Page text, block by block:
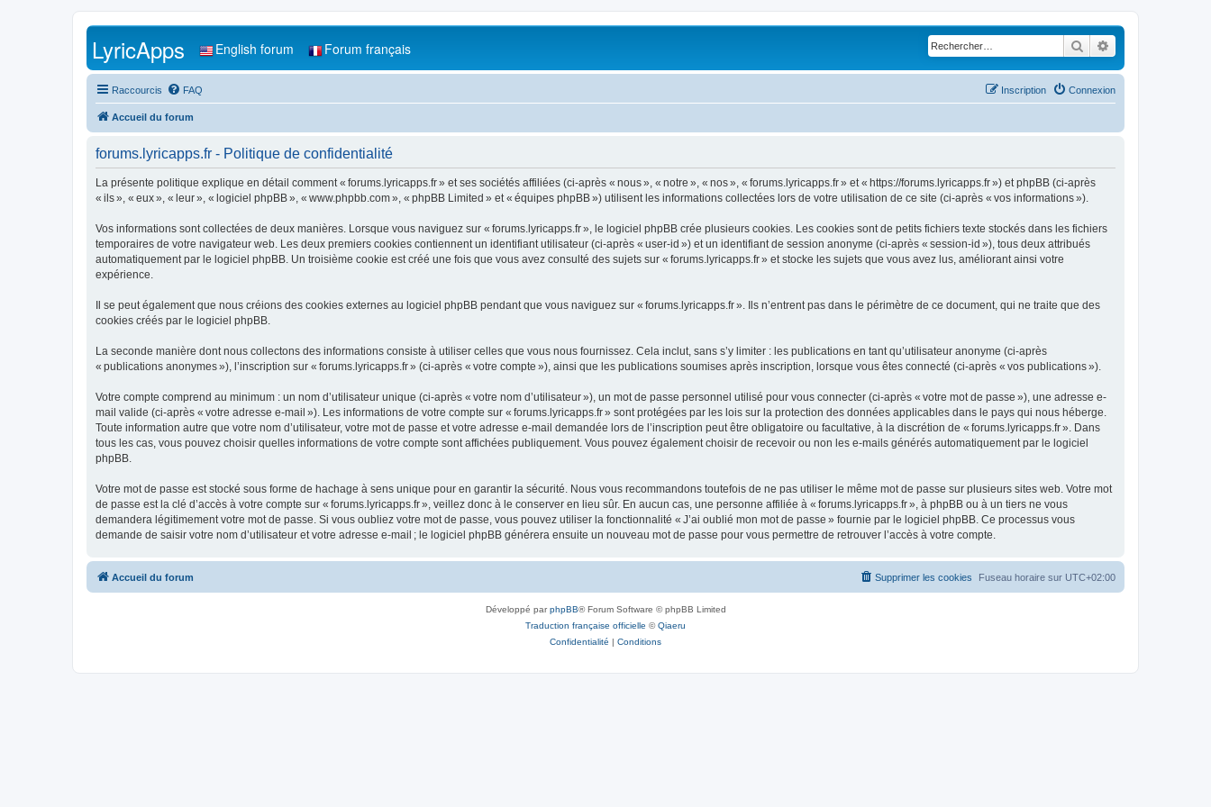
Rechercher
LyricApps English forum Forum français
Raccourcis FAQ Connexion
Inscription
Accueil du forum
forums.lyricapps.fr - Politique de confidentialité
La présente politique explique en détail comment « forums.lyricapps.fr » et ses sociétés affiliées (ci-après « nous », « notre », « nos », « forums.lyricapps.fr » et « https://forums.lyricapps.fr ») et phpBB (ci-après
« ils », « eux », « leur », « logiciel phpBB », « www.phpbb.com », « phpBB Limited » et « équipes phpBB ») utilisent les informations collectées lors de votre utilisation de ce site (ci-après « vos informations »).
Vos informations sont collectées de deux manières. Lorsque vous naviguez sur « forums.lyricapps.fr », le logiciel phpBB crée plusieurs cookies. Les cookies sont de petits fichiers texte stockés dans les fichiers
temporaires de votre navigateur web. Les deux premiers cookies contiennent un identifiant utilisateur (ci-après « user-id ») et un identifiant de session anonyme (ci-après « session-id »), tous deux attribués
automatiquement par le logiciel phpBB. Un troisième cookie est créé une fois que vous avez consulté des sujets sur « forums.lyricapps.fr » et stocke les sujets que vous avez lus, améliorant ainsi votre
expérience.
Il se peut également que nous créions des cookies externes au logiciel phpBB pendant que vous naviguez sur « forums.lyricapps.fr ». Ils n’entrent pas dans le périmètre de ce document, qui ne traite que des
cookies créés par le logiciel phpBB.
La seconde manière dont nous collectons des informations consiste à utiliser celles que vous nous fournissez. Cela inclut, sans s’y limiter : les publications en tant qu’utilisateur anonyme (ci-après
« publications anonymes »), l’inscription sur « forums.lyricapps.fr » (ci-après « votre compte »), ainsi que les publications soumises après inscription, lorsque vous êtes connecté (ci-après « vos publications »).
Votre compte comprend au minimum : un nom d’utilisateur unique (ci-après « votre nom d’utilisateur »), un mot de passe personnel utilisé pour vous connecter (ci-après « votre mot de passe »), une adresse e-
mail valide (ci-après « votre adresse e-mail »). Les informations de votre compte sur « forums.lyricapps.fr » sont protégées par les lois sur la protection des données applicables dans le pays qui nous héberge.
Toute information autre que votre nom d’utilisateur, votre mot de passe et votre adresse e-mail demandée lors de l’inscription peut être obligatoire ou facultative, à la discrétion de « forums.lyricapps.fr ». Dans
tous les cas, vous pouvez choisir quelles informations de votre compte sont affichées publiquement. Vous pouvez également choisir de recevoir ou non les e-mails générés automatiquement par le logiciel
phpBB.
Votre mot de passe est stocké sous forme de hachage à sens unique pour en garantir la sécurité. Nous vous recommandons toutefois de ne pas utiliser le même mot de passe sur plusieurs sites web. Votre mot
de passe est la clé d’accès à votre compte sur « forums.lyricapps.fr », veillez donc à le conserver en lieu sûr. En aucun cas, une personne affiliée à « forums.lyricapps.fr », à phpBB ou à un tiers ne vous
demandera légitimement votre mot de passe. Si vous oubliez votre mot de passe, vous pouvez utiliser la fonctionnalité « J’ai oublié mon mot de passe » fournie par le logiciel phpBB. Ce processus vous
demande de saisir votre nom d’utilisateur et votre adresse e-mail ; le logiciel phpBB générera ensuite un nouveau mot de passe pour vous permettre de retrouver l’accès à votre compte.
Accueil du forum Fuseau horaire sur UTC+02:00
Supprimer les cookies
Développé parphpBB® Forum Software © phpBB Limited
Traduction française officielle ©Qiaeru
Confidentialité | Conditions